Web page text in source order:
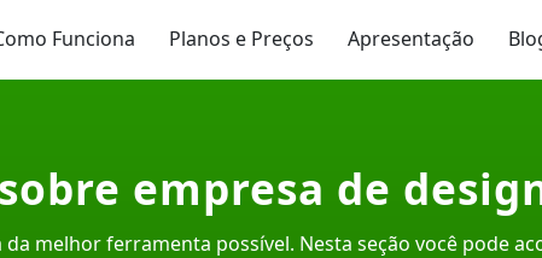
Funciona Planos e Preços Apresentação
empresa de
melhor ferramenta possível. Nesta seção você pode